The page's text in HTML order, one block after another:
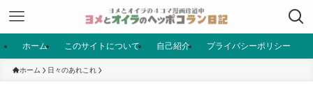
ホーム このサイトについて 自己紹介 プライバシーポリシー
ホーム 日々のあれこれ